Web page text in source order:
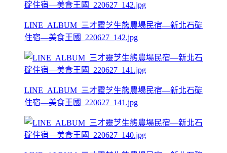
LINE_ALBUM_三才靈芝生態農場民宿—新北石碇
住宿—美食王國_220627_142.jpg
LINE_ALBUM_三才靈芝生態農場民宿—新北石碇
住宿—美食王國_220627_141.jpg